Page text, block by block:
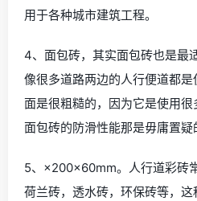
用于各种城市建筑工程。
4、面包砖，其实面包砖也是最
像很多道路两边的人行便道都
面是很粗糙的，因为它是使用
面包砖的防滑性能那是毋庸置疑
5、×200×60mm。人行道彩砖
荷兰砖，透水砖，环保砖等，